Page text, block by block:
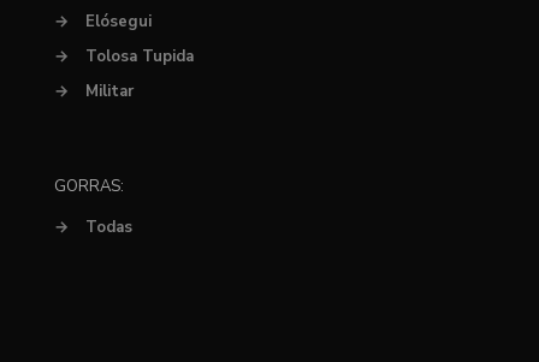
→
Elósegui
→
Tolosa Tupida
→
Militar
GORRAS:
→
Todas